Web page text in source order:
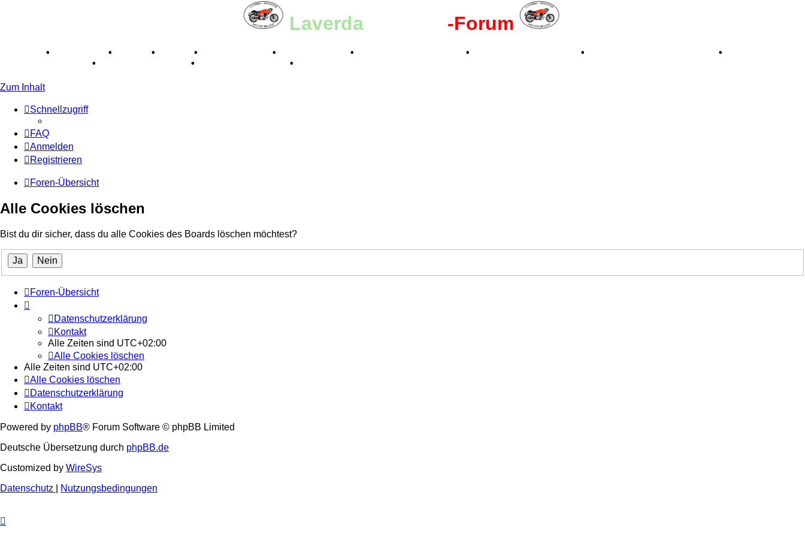
Laverda-Register -Forum
• • • • • • • • •
• • •
Zum Inhalt
Schnellzugriff
FAQ
Anmelden
Registrieren
Foren-Übersicht
Alle Cookies löschen
Bist du dir sicher, dass du alle Cookies des Boards löschen möchtest?
Foren-Übersicht
Datenschutzerklärung
Kontakt
Alle Zeiten sind UTC+02:00
Alle Cookies löschen
Alle Zeiten sind UTC+02:00
Alle Cookies löschen
Datenschutzerklärung
Kontakt
Powered by phpBB® Forum Software © phpBB Limited
Deutsche Übersetzung durch phpBB.de
Customized by WireSys
Datenschutz
Nutzungsbedingungen